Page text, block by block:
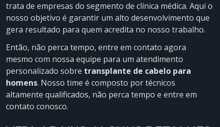
trata de empresas do segmento de clínica médica. Aqui o
nosso objetivo é garantir um alto desenvolvimento que
gera resultado para quem acredita no nosso trabalho.
Então, não perca tempo, entre em contato agora
mesmo com nossa equipe para um atendimento
personalizado sobre transplante de cabelo para
homens. Nosso time é composto por técnicos
altamente qualificados, não perca tempo e entre em
contato conosco.